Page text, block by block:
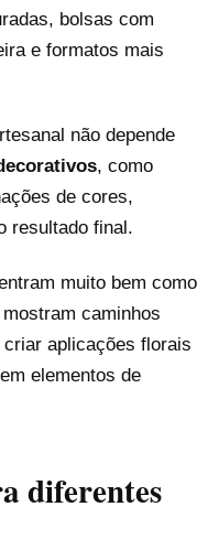
bolsas com
e formatos mais
não depende
, como
de cores,
resultado final.
muito bem como
caminhos
aplicações florais
elementos de
diferentes